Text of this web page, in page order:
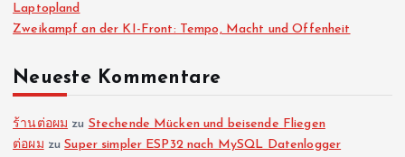
Laptopland
Zweikampf an der KI-Front: Tempo, Macht und Offenheit
Neueste Kommentare
ร้านต่อผม zu Stechende Mücken und beisende Fliegen
ต่อผม zuSuper simpler ESP32 nach MySQL Datenlogger